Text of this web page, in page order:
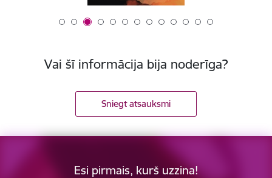
Vai šī informācija bija noderīga?
Sniegt atsauksmi
Esi pirmais, kurš uzzina!